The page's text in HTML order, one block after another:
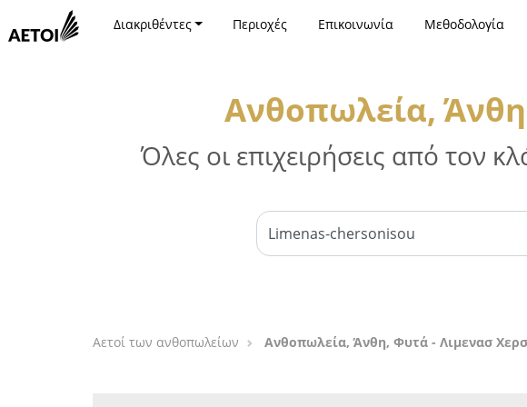
Διακριθέντες Περιοχές Επικοινωνία Μεθοδολογία
Ανθοπωλεία,
Όλες οι επιχειρήσεις από τον
Αετοί των ανθοπωλείων Ανθοπωλεία, Άνθη, Φυτά - Λιμενασ